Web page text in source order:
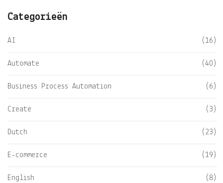
Categorieën
AI (16)
Automate (40)
Business Process Automation (6)
Create (3)
Dutch (23)
E-commerce (19)
English (8)